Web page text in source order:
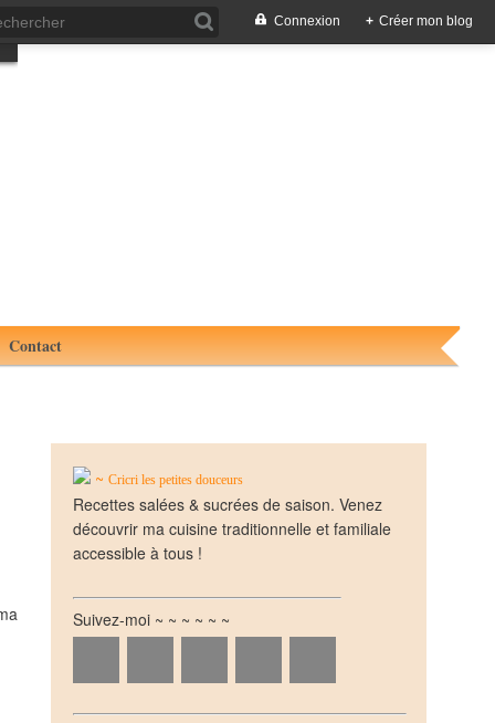
Connexion + Créer mon blog
Contact
~ Cricri les petites douceurs
Recettes salées & sucrées de saison. Venez
découvrir ma cuisine traditionnelle et familiale
accessible à tous !
Suivez-moi ~ ~ ~ ~ ~ ~